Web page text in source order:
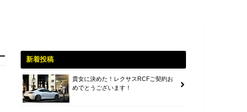
新着投稿
貴女に決めた！レクサスRCFご契約お
めでとうございます！